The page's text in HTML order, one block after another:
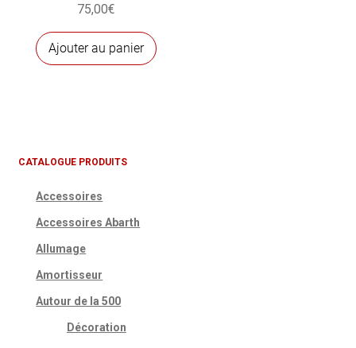
75,00€
Ajouter au panier
CATALOGUE PRODUITS
Accessoires
Accessoires Abarth
Allumage
Amortisseur
Autour de la 500
Décoration